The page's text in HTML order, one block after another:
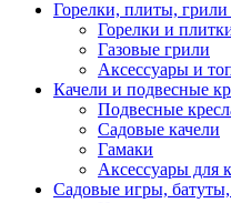
Горелки, плиты, грили
Горелки и
Газовые грили
Аксессуары и
Качели и подвесные
Подвесные
Садовые качели
Гамаки
Аксессуары для
Садовые игры,